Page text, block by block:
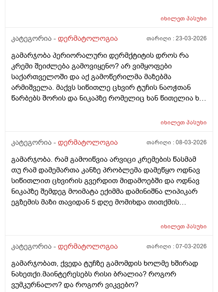
შეიძლება რომ უფრო გამიღიზიანდეს? და ამიხილეთპასუხი
კატეგორია - დერმატოლოგია თარიღი :23-03-2026
გამარჯობა პერიორალური დერმქტიტის დროს რა
კრემი შეიძლება გამოვიყენო? არ ვიმყოფები
საქართველოში და აქ გამოწერილმა მაზებმა
არმიშველა. მაქვს სიწითლე ცხვირ ტუჩის ნაოჭთან
წარბებს შორის და ნიკაპზე რომელიც ხან წითელია ხან
მირჩიეთ რა მაზი შემიძლია გამოვიყენო. მადლობა
იხილეთპასუხი
კატეგორია - დერმატოლოგია თარიღი :08-03-2026
გამარჯობა. რამ გამოიწვია არვიცი კრემების წასმამ
თუ რამ დამემართა კანზე პრობლემა დამეწყო ოდნავ
სიწითლით ცხვირის გვერდით მიდამოებში და ოდნავ
ნიკაპზე შემდეგ მოიმატა ექიმმა დამინიშნა ლიპიკარ
ეგზემის მაზი თავიდან 5 დღე მომიხდა თითქმის
და დაემატა წარბებს შორის . გავაგრძელე ეს ეგზემია
არ ვისმევ მაგრამ კანი მაქვს საშინლად გამომშრალი
ზუსტად რა მჭირს მეშინია რაიმე კრემია წასმა რომ
უარესი არ დამემართოს რა შეიძლება გავაკეთო ?
იხილეთპასუხი
კატეგორია - დერმატოლოგია თარიღი :07-03-2026
გამარჯობათ, ქვედა ტუჩზე გამომდის ხოლმე ხშირად
ნახეთქი.მაინტერესებს რისი ბრალია? როგორ
ვუმკურნალო? და როგორ ვიკვებო?